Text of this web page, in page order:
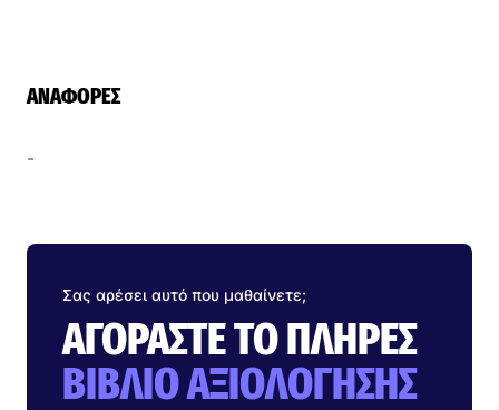
ΑΝΑΦΟΡΈΣ
-
Σας αρέσει αυτό που μαθαίνετε;
ΑΓΟΡΆΣΤΕ ΤΟ ΠΛΉΡΕΣ
ΒΙΒΛΊΟ ΑΞΙΟΛΌΓΗΣΗΣ